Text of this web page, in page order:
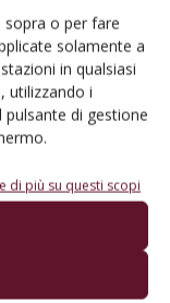
o per fare
solamente a
in qualsiasi
utilizzando i
pulsante di gestione
di più su questi scopi